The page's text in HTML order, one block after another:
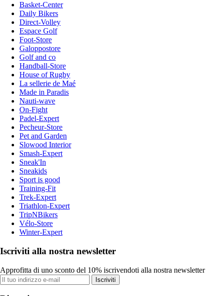
Basket-Center
Daily Bikers
Direct-Volley
Espace Golf
Foot-Store
Galoppostore
Golf and co
Handball-Store
House of Rugby
La sellerie de Maé
Made in Paradis
Nauti-wave
On-Fight
Padel-Expert
Pecheur-Store
Pet and Garden
Slowood Interior
Smash-Expert
Sneak'In
Sneakids
Sport is good
Training-Fit
Trek-Expert
Triathlon-Expert
TripNBikers
Vélo-Store
Winter-Expert
Iscriviti alla nostra newsletter
Approfitta di uno sconto del 10% iscrivendoti alla nostra newsletter
Iscriviti